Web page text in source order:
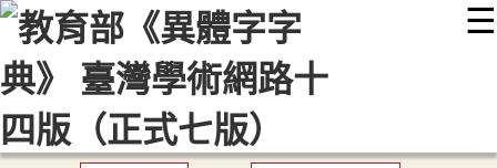
☰
::: 最新消息 常見問題 編輯說明
顯示模式
網站導覽